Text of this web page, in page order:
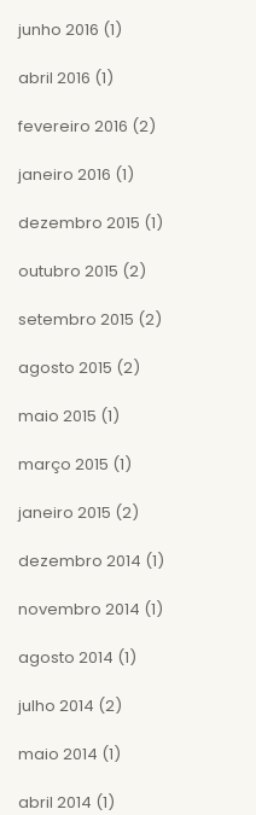
junho 2016 (1)
abril 2016 (1)
fevereiro 2016 (2)
janeiro 2016 (1)
dezembro 2015 (1)
outubro 2015 (2)
setembro 2015 (2)
agosto 2015 (2)
maio 2015 (1)
março 2015 (1)
janeiro 2015 (2)
dezembro 2014 (1)
novembro 2014 (1)
agosto 2014 (1)
julho 2014 (2)
maio 2014 (1)
abril 2014 (1)